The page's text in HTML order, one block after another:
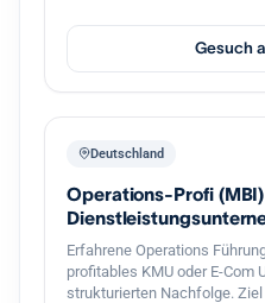
Gesuch
Deutschland
Operations-Profi
Erfahrene Operations
profitables KMU oder E-Com
strukturierten Nachfolge.